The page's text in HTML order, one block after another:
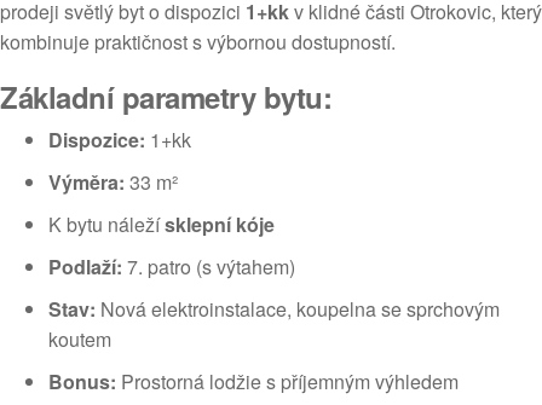
prodeji světlý byt o dispozici 1+kkv klidné části Otrokovic, který
kombinuje praktičnost s výbornou dostupností.
Základní parametry bytu:
Dispozice: 1+kk
Výměra: 33 m²
K bytu náležísklepní kóje
Podlaží: 7. patro (s výtahem)
Stav: Nová elektroinstalace, koupelna se sprchovým
koutem
Bonus: Prostorná lodžie s příjemným výhledem